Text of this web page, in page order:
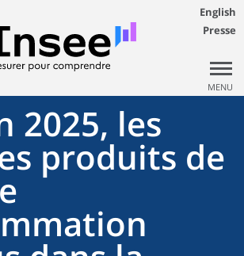
English
Presse
MENU
2025, les
produits de